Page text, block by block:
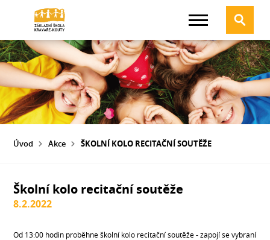
Úvod Akce ŠKOLNÍ KOLO RECITAČNÍ SOUTĚŽE
Školní kolo recitační soutěže
8.2.2022
Od 13:00 hodin proběhne školní kolo recitační soutěže - zapojí se vybraní